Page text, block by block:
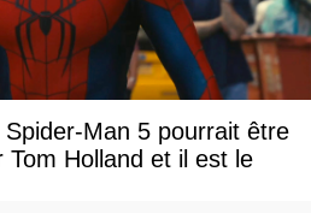
Man 5 pourrait être
Holland et il est le